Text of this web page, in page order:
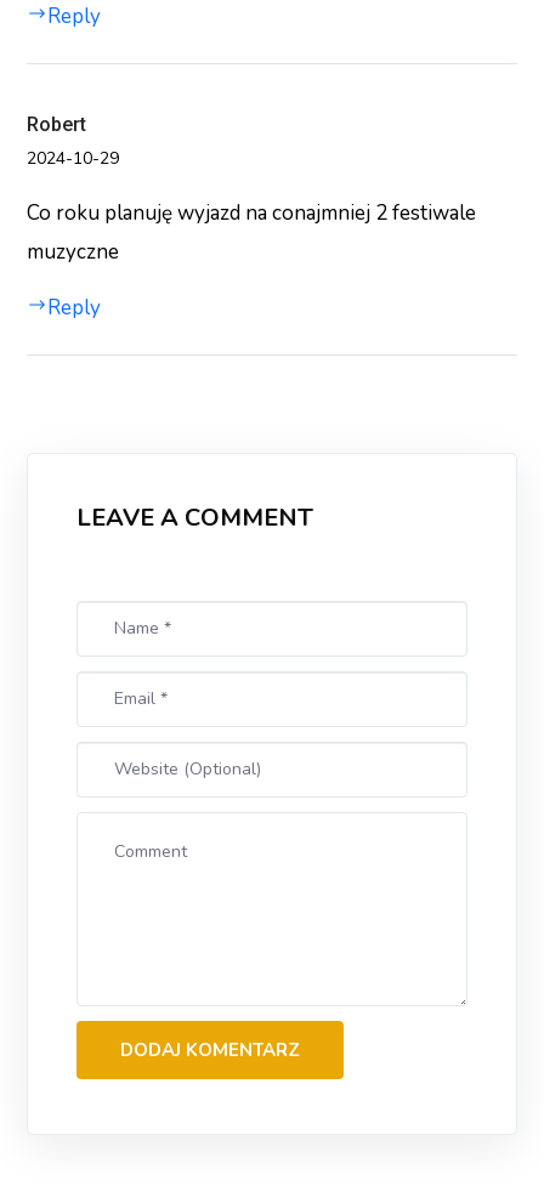
Reply
Robert
2024-10-29
Co roku planuję wyjazd na conajmniej 2 festiwale
muzyczne
Reply
LEAVE A COMMENT